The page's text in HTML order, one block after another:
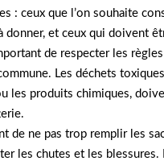
: ceux que l’on souhaite
donner, et ceux qui doivent
de respecter les
Les déchets
les produits chimiques,
de ne pas trop remplir les
les chutes et les blessures.